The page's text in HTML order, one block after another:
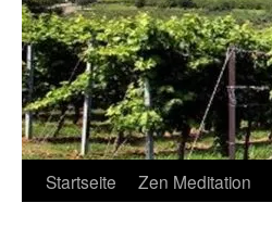
Startseite Zen Meditation